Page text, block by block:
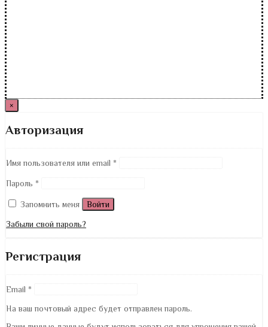
×
Авторизация
Имя пользователя или email *
Пароль *
Запомнить меня Войти
Забыли свой пароль?
Регистрация
Email *
На ваш почтовый адрес будет отправлен пароль.